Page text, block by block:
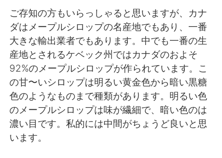
ご存知の方もいらっしゃると思いますが、カナ
ダはメープルシロップの名産地でもあり、一番
大きな輸出業者でもあります。中でも一番の生
産地とされるケベック州ではカナダのおよそ
92%のメープルシロップが作られています。こ
の甘〜いシロップは明るい黄金色から暗い黒糖
色のようなものまで種類があります。明るい色
のメープルシロップは味が繊細で、暗い色のは
濃い目です。私的には中間がちょうど良いと思
います。